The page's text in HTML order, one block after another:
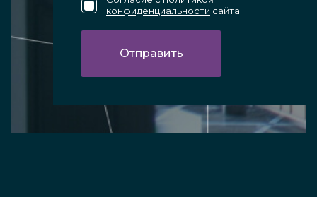
конфиденциальности сайта